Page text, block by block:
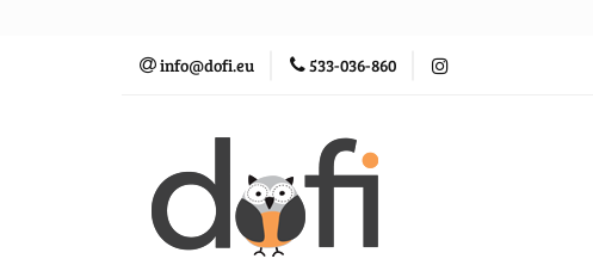
info@dofi.eu 533-036-860